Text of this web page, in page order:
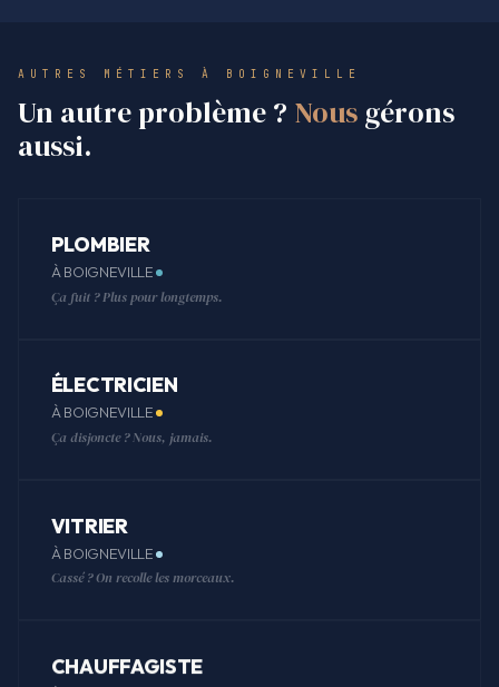
AUTRES MÉTIERS À BOIGNEVILLE
Un autre problème ? Nous gérons
aussi.
PLOMBIER
À BOIGNEVILLE
Ça fuit ? Plus pour longtemps.
ÉLECTRICIEN
À BOIGNEVILLE
Ça disjoncte ? Nous, jamais.
VITRIER
À BOIGNEVILLE
Cassé ? On recolle les morceaux.
CHAUFFAGISTE